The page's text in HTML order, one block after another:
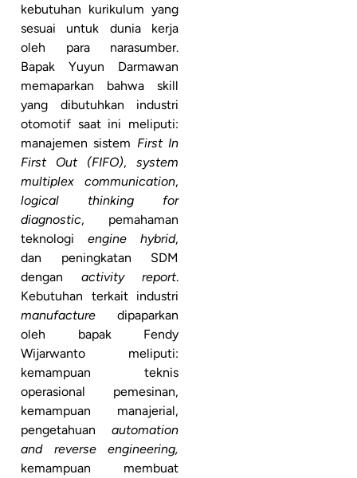
kebutuhan kurikulum yang
sesuai untuk dunia kerja
oleh para narasumber.
Bapak Yuyun Darmawan
memaparkan bahwa skill
yang dibutuhkan industri
otomotif saat ini meliputi:
manajemen sistem First In
First Out (FIFO), system
multiplex communication,
logical thinking for
diagnostic, pemahaman
teknologi engine hybrid,
dan peningkatan SDM
dengan activity report.
Kebutuhan terkait industri
manufacture dipaparkan
oleh bapak Fendy
Wijarwanto meliputi:
kemampuan teknis
operasional pemesinan,
kemampuan manajerial,
pengetahuan automation
and reverse engineering,
kemampuan membuat